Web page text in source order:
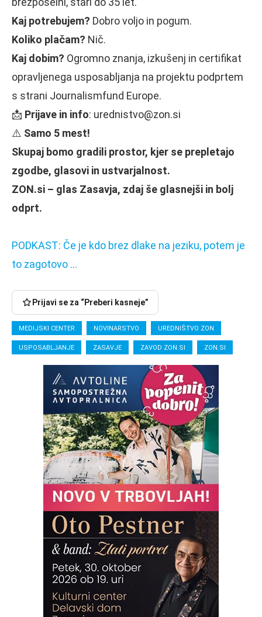
Kaj potrebujem? Dobro voljo in pogum.
Koliko plačam? Nič.
Kaj dobim? Ogromno znanja, izkušenj in certifikat
opravljenega usposabljanja na projektu podprtem
s strani Journalismfund Europe.
📩 Prijave in info: urednistvo@zon.si
⚠️ Samo 5 mest!
Skupaj bomo gradili prostor, kjer se prepletajo
zgodbe, glasovi in ustvarjalnost.
ZON.si – glas Zasavja, zdaj še glasnejši in bolj
odprt.
PODKAST: Če je kdo brez dlake na jeziku, potem je
to zagotovo …
Prijavi se za “Preberi kasneje”
MEDIJSKI CENTER NOVINARSTVO UREDNIŠTVO ZON
USPOSABLJANJE ZASAVJE ZAVOD ZON.SI ZON.SI